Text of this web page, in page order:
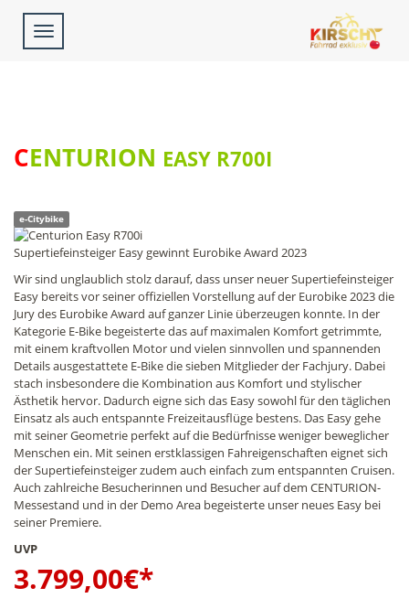
Toggle
navigation
CENTURION EASY R700I
e-Citybike
Supertiefeinsteiger Easy gewinnt Eurobike Award 2023
Wir sind unglaublich stolz darauf, dass unser neuer Supertiefeinsteiger
Easy bereits vor seiner offiziellen Vorstellung auf der Eurobike 2023 die
Jury des Eurobike Award auf ganzer Linie überzeugen konnte. In der
Kategorie E-Bike begeisterte das auf maximalen Komfort getrimmte,
mit einem kraftvollen Motor und vielen sinnvollen und spannenden
Details ausgestattete E-Bike die sieben Mitglieder der Fachjury. Dabei
stach insbesondere die Kombination aus Komfort und stylischer
Ästhetik hervor. Dadurch eigne sich das Easy sowohl für den täglichen
Einsatz als auch entspannte Freizeitausflüge bestens. Das Easy gehe
mit seiner Geometrie perfekt auf die Bedürfnisse weniger beweglicher
Menschen ein. Mit seinen erstklassigen Fahreigenschaften eignet sich
der Supertiefeinsteiger zudem auch einfach zum entspannten Cruisen.
Auch zahlreiche Besucherinnen und Besucher auf dem CENTURION-
Messestand und in der Demo Area begeisterte unser neues Easy bei
seiner Premiere.
UVP
3.799,00€*